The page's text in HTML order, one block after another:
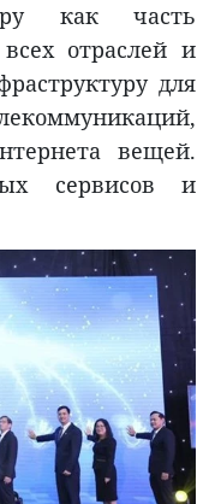
как часть
отраслей и
для
вещей.
сервисов и